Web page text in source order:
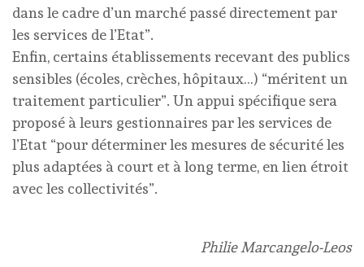
dans le cadre d’un marché passé directement par
les services de l’Etat”.
Enfin, certains établissements recevant des publics
sensibles (écoles, crèches, hôpitaux…) “méritent un
traitement particulier”. Un appui spécifique sera
proposé à leurs gestionnaires par les services de
l’Etat “pour déterminer les mesures de sécurité les
plus adaptées à court et à long terme, en lien étroit
avec les collectivités”.
Philie Marcangelo-Leos